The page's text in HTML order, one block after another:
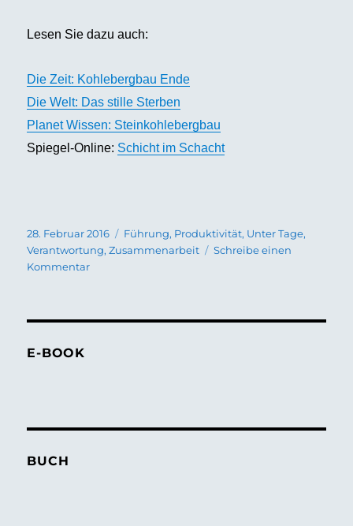
Lesen Sie dazu auch:
Die Zeit: Kohlebergbau Ende
Die Welt: Das stille Sterben
Planet Wissen: Steinkohlebergbau
Spiegel-Online: Schicht im Schacht
Veröffentlicht
am
28. Februar 2016 Schlagwörter
Führung, Produktivität, Unter Tage,
Verantwortung,Zusammenarbeit
Schreibe einen
Kommentarzu
E-BOOK
BUCH